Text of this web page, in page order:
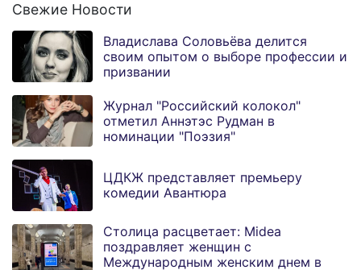
Свежие Новости
Владислава Соловьёва делится
своим опытом о выборе профессии и
призвании
Журнал "Российский колокол"
отметил Аннэтэс Рудман в
номинации "Поэзия"
ЦДКЖ представляет премьеру
комедии Авантюра
Столица расцветает: Midea
поздравляет женщин с
Международным женским днем в